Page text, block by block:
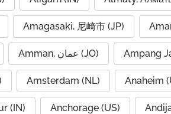
Amagasaki, 尼崎市 (JP)
Amman, عمان (JO) Ampang
Amsterdam (NL) Anaheim
(IN) Anchorage (US)